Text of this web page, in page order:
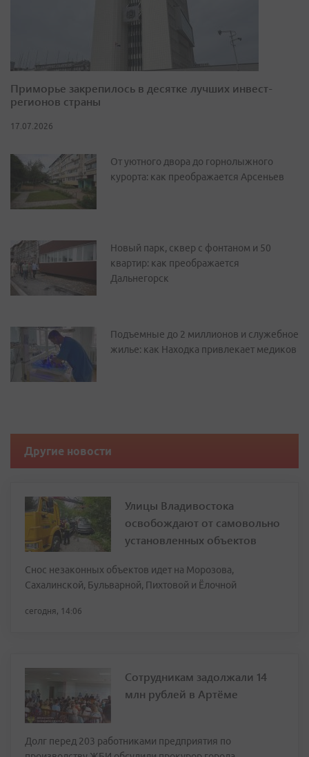
Приморье закрепилось в десятке лучших инвест-
регионов страны
17.07.2026
От уютного двора до горнолыжного
курорта: как преображается Арсеньев
Новый парк, сквер с фонтаном и 50
квартир: как преображается
Дальнегорск
Подъемные до 2 миллионов и служебное
жилье: как Находка привлекает медиков
Другие новости
Улицы Владивостока
освобождают от самовольно
установленных объектов
Снос незаконных объектов идет на Морозова,
Сахалинской, Бульварной, Пихтовой и Ёлочной
сегодня, 14:06
Сотрудникам задолжали 14
млн рублей в Артёме
Долг перед 203 работниками предприятия по